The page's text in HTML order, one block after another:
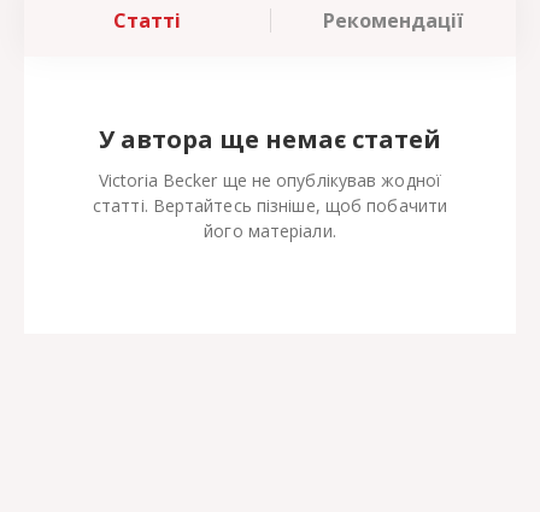
Статті Рекомендації
У автора ще немає статей
Victoria Becker ще не опублікував жодної
статті. Вертайтесь пізніше, щоб побачити
його матеріали.